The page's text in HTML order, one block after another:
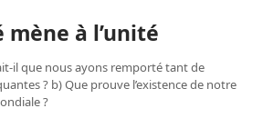
à l’unité
​il que nous ayons remporté tant de
? b) Que prouve l’existence de notre
?